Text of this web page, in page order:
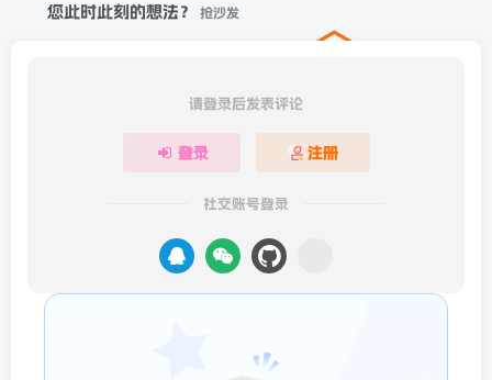
您此时此刻的想法？ 抢沙发
请登录后发表评论
登录 注册
社交账号登录